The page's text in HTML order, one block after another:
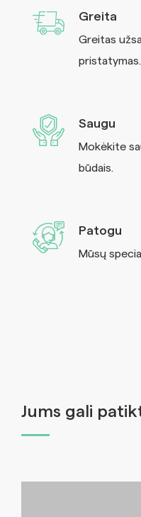
Greita
Greitas
pristatymas.
Saugu
Mokėkite
būdais.
Patogu
Mūsų
Jums gali